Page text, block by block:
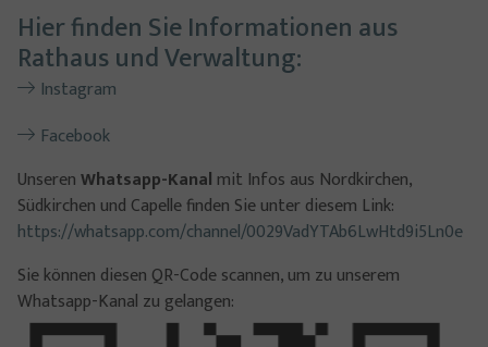
Hier finden Sie Informationen aus
Rathaus und Verwaltung:
Instagram
Facebook
UnserenWhatsapp-Kanal mit Infos aus Nordkirchen,
Südkirchen und Capelle finden Sie unter diesem Link:
https://whatsapp.com/channel/0029VadYTAb6LwHtd9i5Ln0e
Sie können diesen QR-Code scannen, um zu unserem
Whatsapp-Kanal zu gelangen:
Show larger version